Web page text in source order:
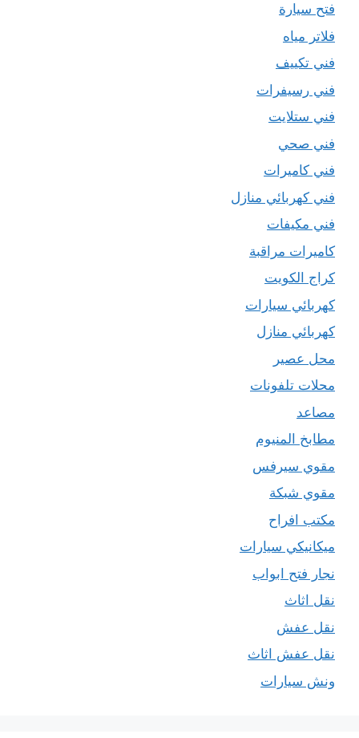
فتح سيارة
فلاتر مياه
فني تكييف
فني رسيفرات
فني ستلايت
فني صحي
فني كاميرات
فني كهربائي منازل
فني مكيفات
كاميرات مراقبة
كراج الكويت
كهربائي سيارات
كهربائي منازل
محل عصير
محلات تلفونات
مصاعد
مطابخ المنيوم
مقوي سيرفس
مقوي شبكة
مكتب افراح
ميكانيكي سيارات
نجار فتح ابواب
نقل اثاث
نقل عفش
نقل عفش اثاث
ونش سيارات